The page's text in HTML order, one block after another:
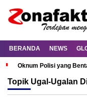
BERANDA NEWS
Oknum Polisi yang
Topik Ugal-Ugalan